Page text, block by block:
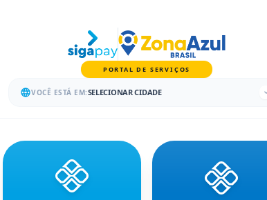
PORTAL DE SERVIÇOS
VOCÊ ESTÁ EM:SELECIONAR CIDADE